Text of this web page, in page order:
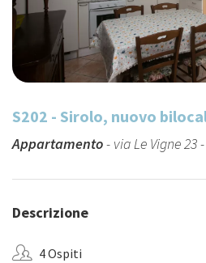
S202 - Sirolo, nuovo
Appartamento- via Le Vigne 23
Descrizione
4 Ospiti